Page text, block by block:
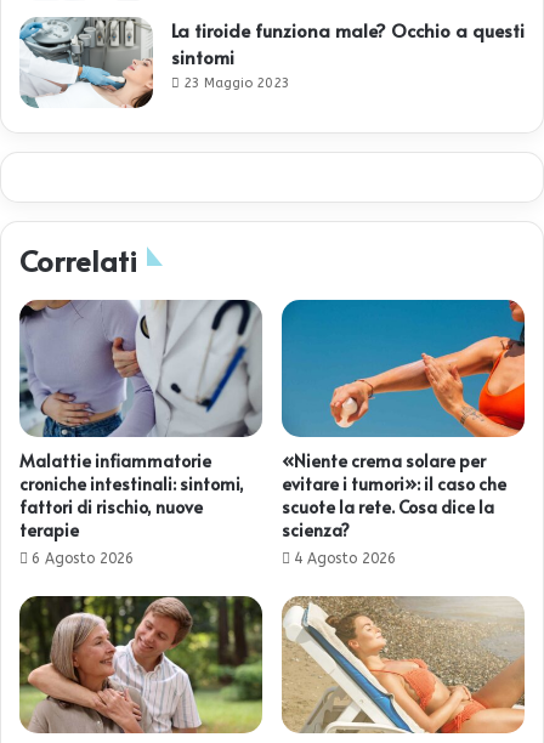
La tiroide funziona male? Occhio a questi
sintomi
23 Maggio 2023
Correlati
Malattie infiammatorie
croniche intestinali: sintomi,
fattori di rischio, nuove
terapie
6 Agosto 2026
«Niente crema solare per
evitare i tumori»: il caso che
scuote la rete. Cosa dice la
scienza?
4 Agosto 2026